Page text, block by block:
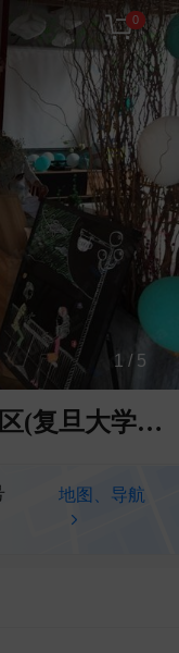
0
1 / 5
)-唯一大堂门口
地图、导航